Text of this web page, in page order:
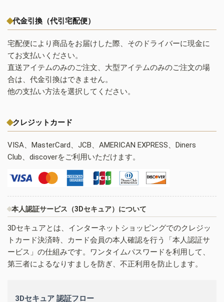
代金引換（代引宅配便）
宅配便により商品をお届けした際、そのドライバーに現金に
てお支払いください。
直送アイテムのみのご注文、大型アイテムのみのご注文の場
合は、代金引換はできません。
他の支払い方法を選択してください。
クレジットカード
VISA、MasterCard、JCB、AMERICAN EXPRESS、Diners
Club、discoverをご利用いただけます。
本人認証サービス（3Dセキュア）について
3Dセキュアとは、インターネットショッピングでのクレジッ
トカード決済時、カード会員の本人確認を行う「本人認証サ
ービス」の仕組みです。ワンタイムパスワードを利用して、
第三者によるなりすましを防ぎ、不正利用を防止します。
3Dセキュア 認証フロー